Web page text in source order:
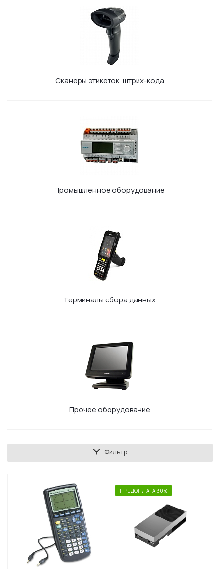
Сканеры этикеток, штрих-кода
Промышленное оборудование
Терминалы сбора данных
Прочее оборудование
Фильтр
ПРЕДОПЛАТА 30%